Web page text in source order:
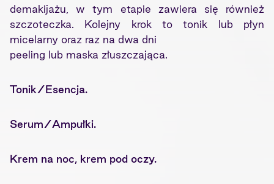
demakijażu, w tym etapie zawiera się również
szczoteczka. Kolejny krok to tonik lub płyn
micelarny oraz raz na dwa dni
peeling lub maska złuszczająca.
Tonik/Esencja.
Serum/Ampułki.
Krem na noc, krem pod oczy.